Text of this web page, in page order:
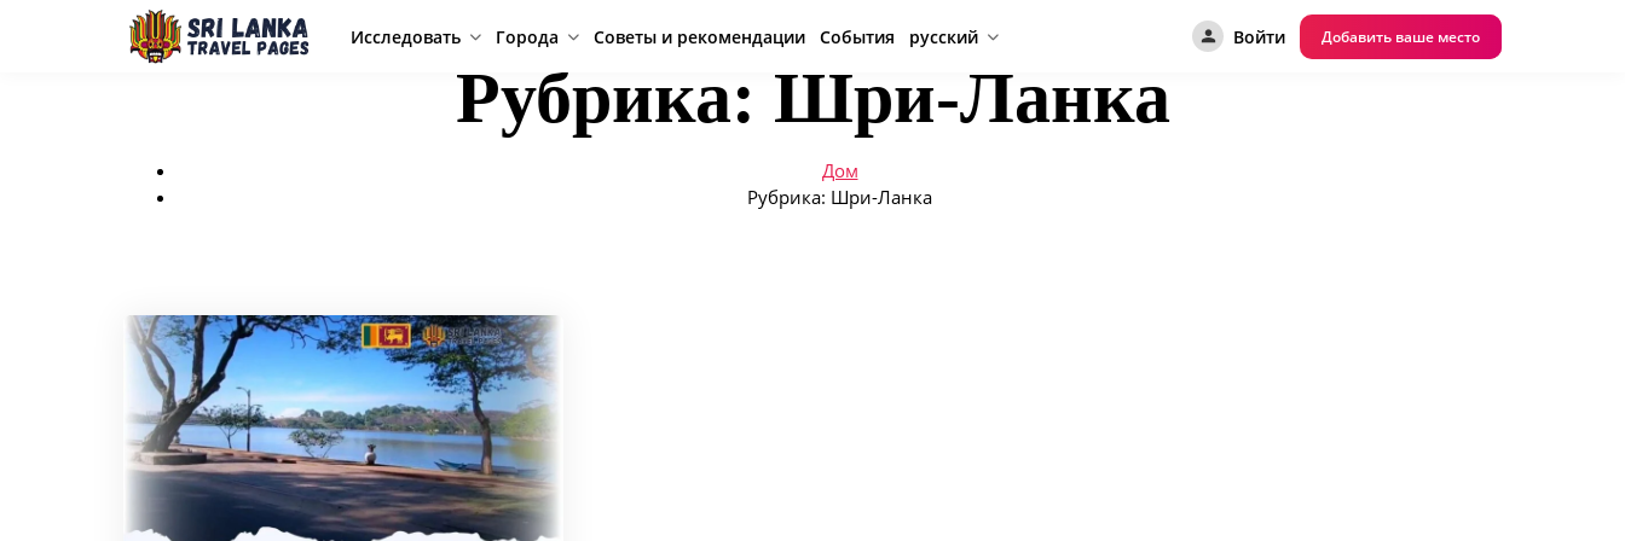
Исследовать Города Советы и рекомендации События русский Войти Добавить ваше место
Рубрика: Шри-Ланка
Дом
Рубрика: Шри-Ланка